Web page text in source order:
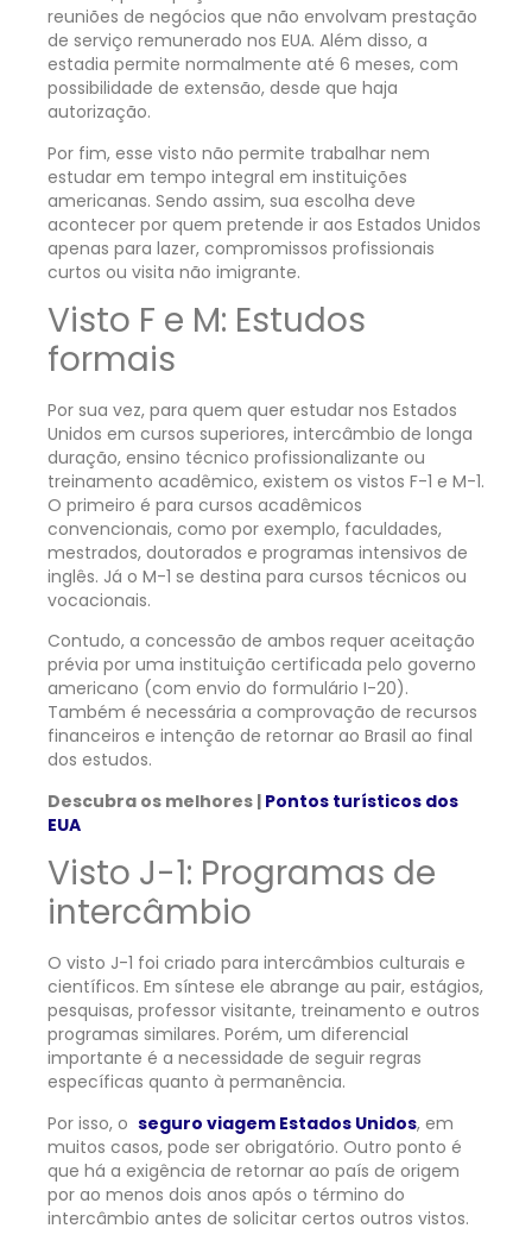
reuniões de negócios que não envolvam prestação
de serviço remunerado nos EUA. Além disso, a
estadia permite normalmente até 6 meses, com
possibilidade de extensão, desde que haja
autorização.
Por fim, esse visto não permite trabalhar nem
estudar em tempo integral em instituições
americanas. Sendo assim, sua escolha deve
acontecer por quem pretende ir aos Estados Unidos
apenas para lazer, compromissos profissionais
curtos ou visita não imigrante.
Visto F e M: Estudos
formais
Por sua vez, para quem quer estudar nos Estados
Unidos em cursos superiores, intercâmbio de longa
duração, ensino técnico profissionalizante ou
treinamento acadêmico, existem os vistos F-1 e M-1.
O primeiro é para cursos acadêmicos
convencionais, como por exemplo, faculdades,
mestrados, doutorados e programas intensivos de
inglês. Já o M-1 se destina para cursos técnicos ou
vocacionais.
Contudo, a concessão de ambos requer aceitação
prévia por uma instituição certificada pelo governo
americano (com envio do formulário I-20).
Também é necessária a comprovação de recursos
financeiros e intenção de retornar ao Brasil ao final
dos estudos.
Descubra os melhores | Pontos turísticos dos
EUA
Visto J-1: Programas de
intercâmbio
O visto J-1 foi criado para intercâmbios culturais e
científicos. Em síntese ele abrange au pair, estágios,
pesquisas, professor visitante, treinamento e outros
programas similares. Porém, um diferencial
importante é a necessidade de seguir regras
específicas quanto à permanência.
Por isso, o seguro viagem Estados Unidos, em
muitos casos, pode ser obrigatório. Outro ponto é
que há a exigência de retornar ao país de origem
por ao menos dois anos após o término do
intercâmbio antes de solicitar certos outros vistos.